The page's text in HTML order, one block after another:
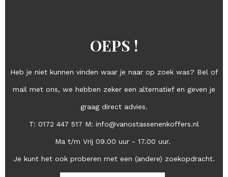
OEPS !
Heb je niet kunnen vinden waar je naar op zoek was? Bel of
mail met ons, we hebben zeker een alternatief en geven je
graag direct advies.
T: 0172 447 517 M: info@vanostassenenkoffers.nl
Ma t/m Vrij 09.00 uur - 17.00 uur.
Je kunt het ook proberen met een (andere) zoekopdracht.